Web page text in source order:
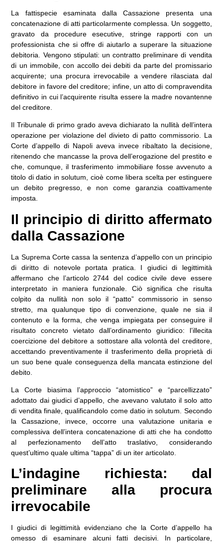
La fattispecie esaminata dalla Cassazione presenta una
concatenazione di atti particolarmente complessa. Un soggetto,
gravato da procedure esecutive, stringe rapporti con un
professionista che si offre di aiutarlo a superare la situazione
debitoria. Vengono stipulati: un contratto preliminare di vendita
di un immobile, con accollo dei debiti da parte del promissario
acquirente; una procura irrevocabile a vendere rilasciata dal
debitore in favore del creditore; infine, un atto di compravendita
definitivo in cui l’acquirente risulta essere la madre novantenne
del creditore.
Il Tribunale di primo grado aveva dichiarato la nullità dell’intera
operazione per violazione del divieto di patto commissorio. La
Corte d’appello di Napoli aveva invece ribaltato la decisione,
ritenendo che mancasse la prova dell’erogazione del prestito e
che, comunque, il trasferimento immobiliare fosse avvenuto a
titolo di datio in solutum, cioè come libera scelta per estinguere
un debito pregresso, e non come garanzia coattivamente
imposta.
Il principio di diritto affermato
dalla Cassazione
La Suprema Corte cassa la sentenza d’appello con un principio
di diritto di notevole portata pratica. I giudici di legittimità
affermano che l’articolo 2744 del codice civile deve essere
interpretato in maniera funzionale. Ciò significa che risulta
colpito da nullità non solo il “patto” commissorio in senso
stretto, ma qualunque tipo di convenzione, quale ne sia il
contenuto e la forma, che venga impiegata per conseguire il
risultato concreto vietato dall’ordinamento giuridico: l’illecita
coercizione del debitore a sottostare alla volontà del creditore,
accettando preventivamente il trasferimento della proprietà di
un suo bene quale conseguenza della mancata estinzione del
debito.
La Corte biasima l’approccio “atomistico” e “parcellizzato”
adottato dai giudici d’appello, che avevano valutato il solo atto
di vendita finale, qualificandolo come datio in solutum. Secondo
la Cassazione, invece, occorre una valutazione unitaria e
complessiva dell’intera concatenazione di atti che ha condotto
al perfezionamento dell’atto traslativo, considerando
quest’ultimo quale ultima “tappa” di un iter articolato.
L’indagine richiesta: dal
preliminare alla procura
irrevocabile
I giudici di legittimità evidenziano che la Corte d’appello ha
omesso di esaminare alcuni fatti decisivi. In particolare,